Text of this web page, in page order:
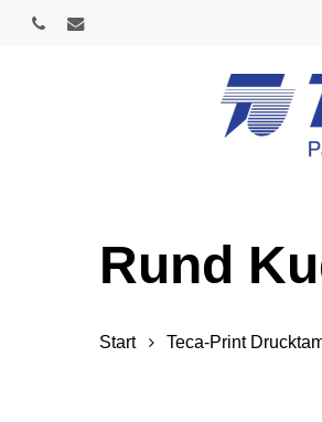
Skip
Rund
Start Teca-Print